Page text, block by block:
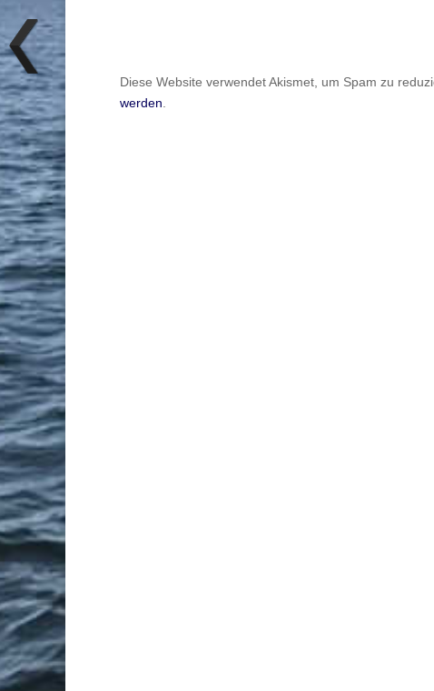
Diese Website verwendet Akismet, um Spam zu
werden